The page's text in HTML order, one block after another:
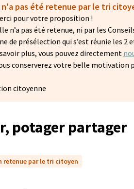
pas été retenue par le tri
pour votre proposition !
n’a pas été retenue, ni par les
de présélection qui s’est réunie les 2
plus, vous pouvez directement
conserverez votre belle motivation
citoyenne
potager partager
retenue par le tri citoyen